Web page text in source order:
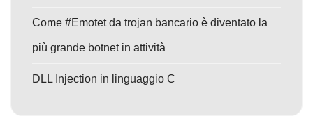
Come #Emotet da trojan bancario è diventato la
più grande botnet in attività
DLL Injection in linguaggio C